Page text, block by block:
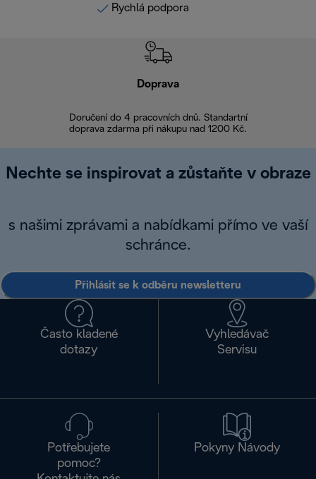
Rychlá podpora
Doprava
Doručení do 4 pracovních dnů. Standartní
doprava zdarma při nákupu nad 1200 Kč.
Nechte se inspirovat a zůstaňte v obraze
s našimi zprávami a nabídkami přímo ve vaší
schránce.
Přihlásit se k odběru newsletteru
Často kladené
dotazy
Vyhledávač
Servisu
Potřebujete
pomoc?
Pokyny Návody